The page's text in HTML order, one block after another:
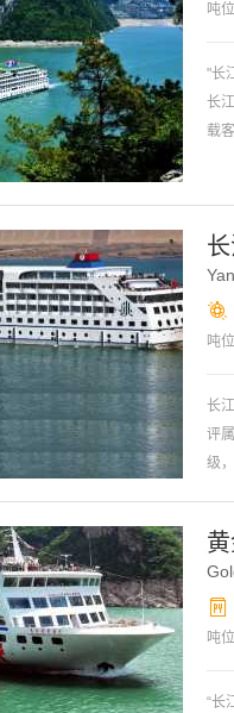
吨位
"长
长
载
吨位
长
评
级
庄
长
期
新
吨位
“长